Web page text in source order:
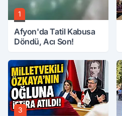
1
Afyon'da Tatil Kabusa
Döndü, Acı Son!
3